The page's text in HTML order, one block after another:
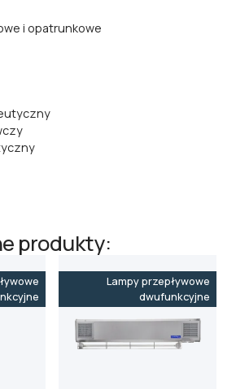
i opatrunkowe
produkty:
Lampy przepływowe
dwufunkcyjne